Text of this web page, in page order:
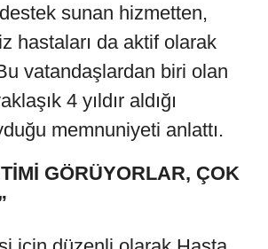
sunan hizmetten,
hastaları da aktif olarak
vatandaşlardan biri olan
4 yıldır aldığı
memnuniyeti anlattı.
GÖRÜYORLAR, ÇOK